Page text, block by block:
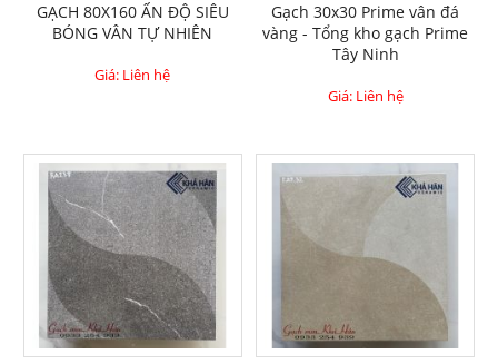
GẠCH 80X160 ẤN ĐỘ SIÊU
BÓNG VÂN TỰ NHIÊN
Giá: Liên hệ
Gạch 30x30 Prime vân đá
vàng - Tổng kho gạch Prime
Tây Ninh
Giá: Liên hệ